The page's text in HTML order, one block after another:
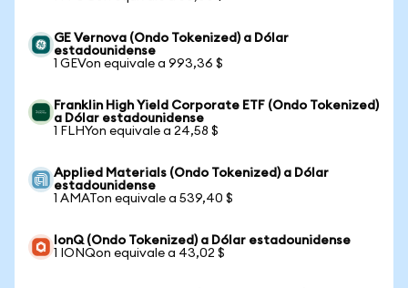
GE Vernova (Ondo Tokenized) a Dólar
estadounidense
1 GEVon equivale a 993,36 $
Franklin High Yield Corporate ETF (Ondo Tokenized)
a Dólar estadounidense
1 FLHYon equivale a 24,58 $
Applied Materials (Ondo Tokenized) a Dólar
estadounidense
1 AMATon equivale a 539,40 $
IonQ (Ondo Tokenized) a Dólar estadounidense
1 IONQon equivale a 43,02 $